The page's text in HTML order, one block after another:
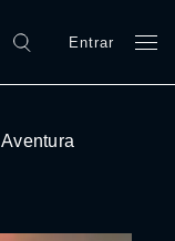
Entrar
Aventura